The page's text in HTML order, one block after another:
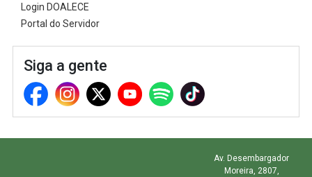
Login DOALECE
Portal do Servidor
Siga a gente
Av. Desembargador
Moreira, 2807,